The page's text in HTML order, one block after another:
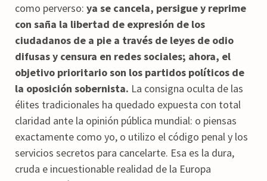
como perverso: ya se cancela, persigue y reprime
con saña la libertad de expresión de los
ciudadanos de a pie a través de leyes de odio
difusas y censura en redes sociales; ahora, el
objetivo prioritario son los partidos políticos de
la oposición sobernista. La consigna oculta de las
élites tradicionales ha quedado expuesta con total
claridad ante la opinión pública mundial: o piensas
exactamente como yo, o utilizo el código penal y los
servicios secretos para cancelarte. Esa es la dura,
cruda e incuestionable realidad de la Europa